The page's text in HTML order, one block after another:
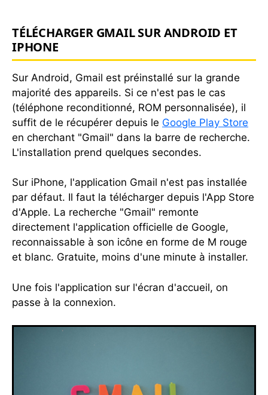
TÉLÉCHARGER GMAIL SUR ANDROID ET
IPHONE
Sur Android, Gmail est préinstallé sur la grande
majorité des appareils. Si ce n'est pas le cas
(téléphone reconditionné, ROM personnalisée), il
suffit de le récupérer depuis le Google Play Store
en cherchant "Gmail" dans la barre de recherche.
L'installation prend quelques secondes.
Sur iPhone, l'application Gmail n'est pas installée
par défaut. Il faut la télécharger depuis l'App Store
d'Apple. La recherche "Gmail" remonte
directement l'application officielle de Google,
reconnaissable à son icône en forme de M rouge
et blanc. Gratuite, moins d'une minute à installer.
Une fois l'application sur l'écran d'accueil, on
passe à la connexion.